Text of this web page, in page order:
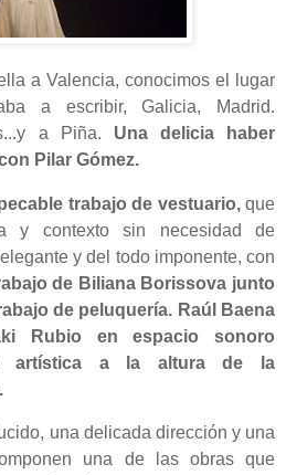
a Valencia, conocimos el lugar
a escribir, Galicia, Madrid.
a Piña. Una delicia haber
Pilar Gómez.
trabajo de vestuario,que
y contexto sin necesidad de
y del todo imponente, con
de Biliana Borissova junto
de peluquería. Raúl Baena
Rubio en espacio sonoro
artística a la altura de la
una delicada dirección y una
una de las obras que